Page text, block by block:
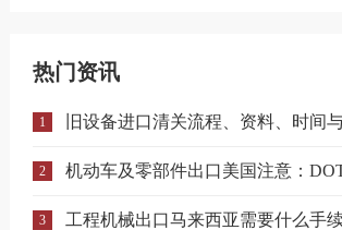
热门资讯
1 旧设备进口清关流程、资料、时间
2
3 工程机械出口马来西亚需要什么手